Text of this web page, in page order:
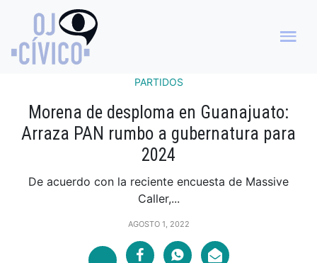
PARTIDOS
Morena de desploma en Guanajuato:
Arraza PAN rumbo a gubernatura para
2024
De acuerdo con la reciente encuesta de Massive
Caller,...
AGOSTO 1, 2022